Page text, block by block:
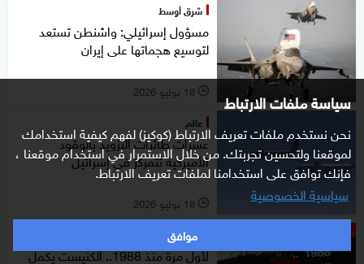
سياسة ملفات الارتباط
نحن نستخدم ملفات تعريف الارتباط (كوكيز) لفهم كيفية استخدامك
لموقعنا ولتحسين تجربتك. من خلال الاستمرار في استخدام موقعنا ،
فإنك توافق على استخدامنا لملفات تعريف الارتباط.
سياسية الخصوصية
موافق
شرق أوسط
مسؤول إسرائيلي: واشنطن تستعد
لتوسيع هجماتها على إيران
l 18 يوليو 2026
عالم
عشرات طائرات التزويد بالوقود
الأميركية تتمركز في إسرائيل
l 18 يوليو 2026
ستوديوone مع فضيلة
لأول مرة منذ 1988.. الكنيست يكمل